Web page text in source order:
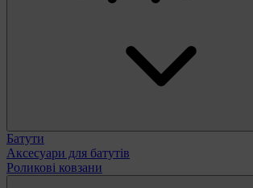
Батути
Аксесуари для батутів
Роликові ковзани